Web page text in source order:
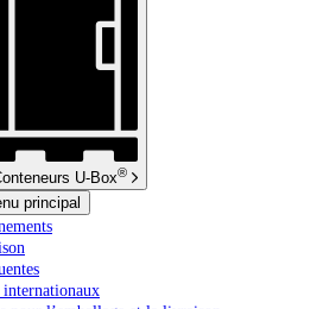
U-Box®
principal
internationaux